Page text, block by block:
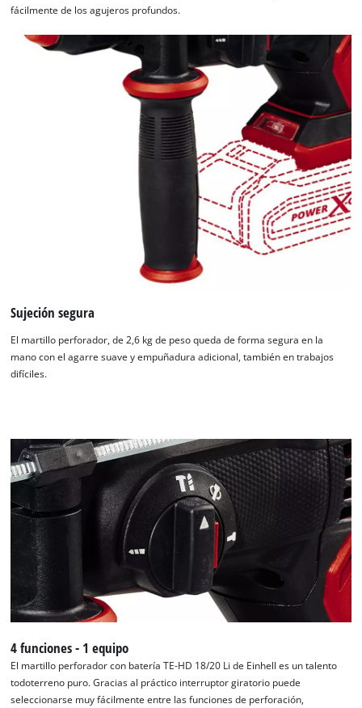
¡Necesitamos su consentimiento para
cargar el servicio Google Maps!
fácilmente de los agujeros profundos.
Sujeción segura
El martillo perforador, de 2,6 kg de peso queda de forma segura en la
mano con el agarre suave y empuñadura adicional, también en trabajos
difíciles.
4 funciones - 1 equipo
El martillo perforador con batería TE-HD 18/20 Li de Einhell es un talento
todoterreno puro. Gracias al práctico interruptor giratorio puede
seleccionarse muy fácilmente entre las funciones de perforación,